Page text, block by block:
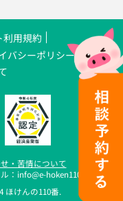
利用規約
バシーポリシー
・苦情について
：info@e-hoken110.com
ほけんの110番.